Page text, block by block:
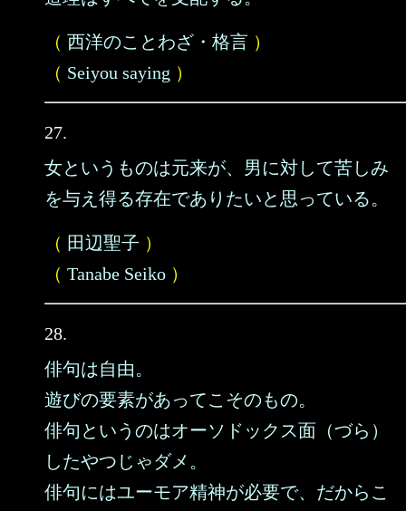
（ 西洋のことわざ・格言 ）
（ Seiyou saying ）
27.
女というものは元来が、男に対して苦しみ
を与え得る存在でありたいと思っている。
（ 田辺聖子 ）
（ Tanabe Seiko ）
28.
俳句は自由。
遊びの要素があってこそのもの。
俳句というのはオーソドックス面（づら）
したやつじゃダメ。
俳句にはユーモア精神が必要で、だからこ